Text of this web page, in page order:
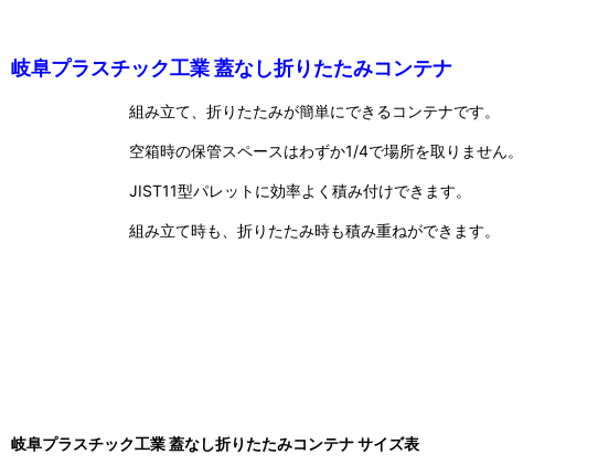
岐阜プラスチック工業 蓋なし折りたたみコンテナ
組み立て、折りたたみが簡単にできるコンテナです。
空箱時の保管スペースはわずか1/4で場所を取りません。
JIST11型パレットに効率よく積み付けできます。
組み立て時も、折りたたみ時も積み重ねができます。
岐阜プラスチック工業 蓋なし折りたたみコンテナ サイズ表